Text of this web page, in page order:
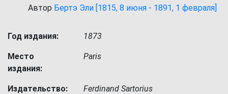
Автор Бертэ Эли [1815, 8 июня - 1891, 1 февраля]
Год издания: 1873
Место
издания:
Paris
Издательство: Ferdinand Sartorius